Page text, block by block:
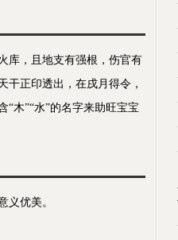
库，且地支有强根，伤官有
干正印透出，在戌月得令，
“木”“水”的名字来助旺宝宝
义优美。